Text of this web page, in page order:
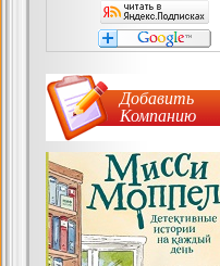
Добавить
Компанию